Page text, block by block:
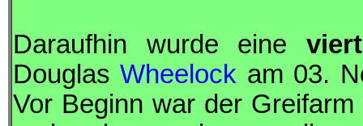
Daraufhin wurde eine
DouglasWheelock am 03.
Vor Beginn war der